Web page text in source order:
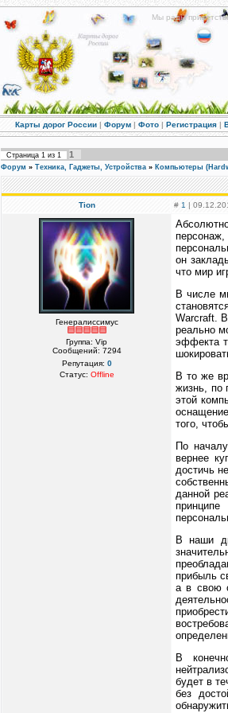
Мы рады
Карты дорог России | Форум | Фото | Регистрация |
Страница 1 из 1 1
Форум » Техника, Гаджеты, Устройства » Компьютеры
Tion # 1 |
Генералиссимус
Группа: Vip
Сообщений: 7294
Репутация: 0
Статус: Offline
персонаж,
он
что мир
В числе
Warcraft.
реально
эффекта
В то же
жизнь, по
этой
того,
По
вернее
достичь
данной
В наши
прибыль
а в свою
В
будет в
без